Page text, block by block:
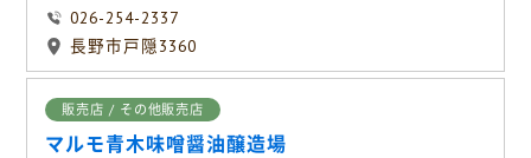
026-254-2337
長野市戸隠3360
販売店 / その他販売店
マルモ青木味噌醤油醸造場